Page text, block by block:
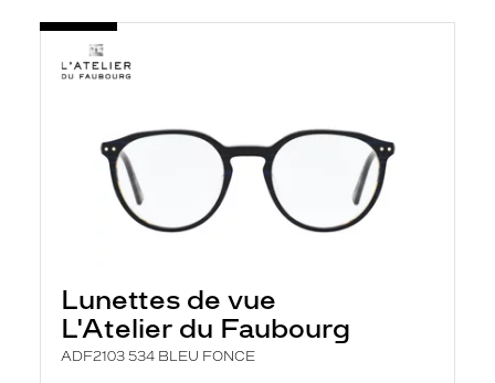
Lunettes de vue
L'Atelier du Faubourg
ADF2103 534 BLEU FONCE